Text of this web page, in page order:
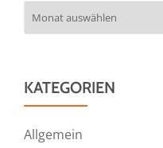
KATEGORIEN
Allgemein